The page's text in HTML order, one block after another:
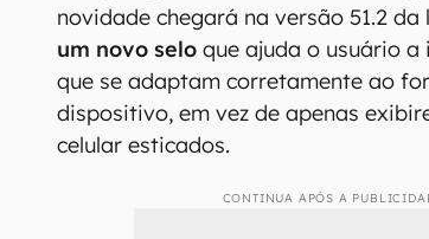
novidade chegará na versão 51.2
um novo selo que ajuda o usuário
que se adaptam corretamente ao
dispositivo, em vez de apenas
celular esticados.
CONTINUA APÓS A